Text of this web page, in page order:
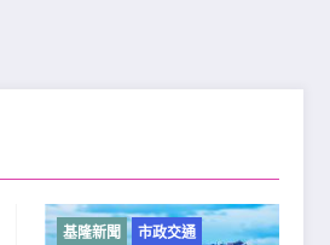
市政交通